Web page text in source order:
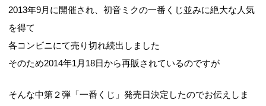
2013年9月に開催され、初音ミクの一番くじ並みに絶大な人気
を得て
各コンビニにて売り切れ続出しました
そのため2014年1月18日から再販されているのですが
そんな中第２弾「一番くじ」発売日決定したのでお伝えしま